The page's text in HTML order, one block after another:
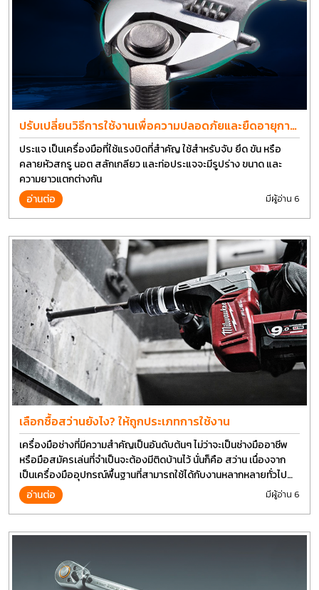
ปรับเปลี่ยนวิธีการใช้งานเพื่อความปลอดภัยและยืดอายุการ
ใช้งานประแจได้อีกนาน
ประแจ เป็นเครื่องมือที่ใช้แรงบิดที่สำคัญ ใช้สำหรับจับ ยึด ขัน หรือ
คลายหัวสกรู นอต สลักเกลียว และท่อประแจจะมีรูปร่าง ขนาด และ
ความยาวแตกต่างกัน
อ่านต่อ
มีผู้อ่าน 6
เลือกซื้อสว่านยังไง? ให้ถูกประเภทการใช้งาน
เครื่องมือช่างที่มีความสำคัญเป็นอันดับต้นๆ ไม่ว่าจะเป็นช่างมืออาชีพ
หรือมือสมัครเล่นที่จำเป็นจะต้องมีติดบ้านไว้ นั่นก็คือ สว่าน เนื่องจาก
เป็นเครื่องมืออุปกรณ์พื้นฐานที่สามารถใช้ได้กับงานหลากหลายทั่วไป
เรียกว่า เป็นเครื่องมือที่ใช้ง่าย ใครๆก็สามารถใช้ได้
อ่านต่อ มีผู้อ่าน 6